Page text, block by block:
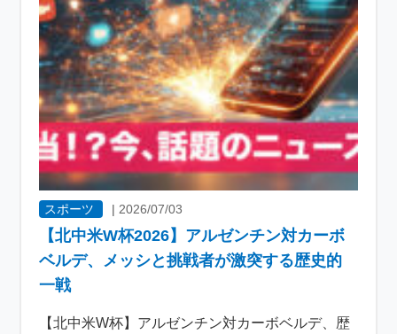
スポーツ |2026/07/03
【北中米W杯2026】アルゼンチン対カーボ
ベルデ、メッシと挑戦者が激突する歴史的
一戦
【北中米W杯】アルゼンチン対カーボベルデ、歴